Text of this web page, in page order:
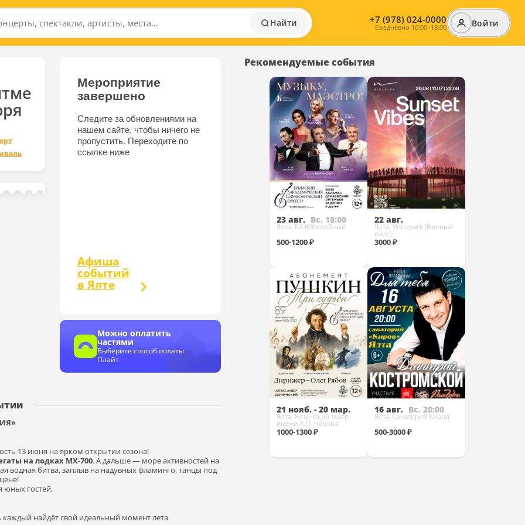
Найти +7 (978) 024-0000
Ежедневно 10:00–18:00 Войти
Мероприятие
завершено
Следите за обновлениями на
нашем сайте, чтобы ничего не
пропустить. Переходите по
ссылке ниже
Афиша
событий
в Ялте
Можно оплатить
частями
Выберите способ оплаты
Плайт
13 июня на ярком открытии сезона!
на лодках MX‑700. А дальше — море активностей на
водная битва, заплыв на надувных фламинго, танцы под
юных гостей.
найдёт свой идеальный момент лета.
Рекомендуемые события
23 авг. Вс. 18:00
Ялта, КЗ Юбилейный
500-1200 ₽
Купить
22 авг.
Ялта, Winepark (Винный
парк)
3000 ₽
Купить
21 нояб. - 20 мар.
Ялта, Ялтинский театр
имени А.П. Чехова
1000-1300 ₽
16 авг. Вс. 20:00
Ялта, Санаторий Киров
500-3000 ₽